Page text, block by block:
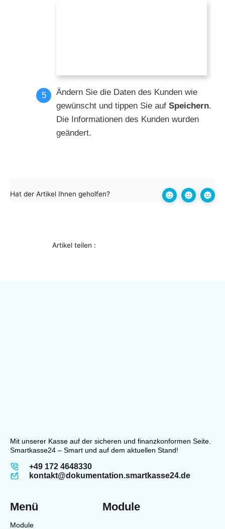
Ändern Sie die Daten des Kunden wie
gewünscht und tippen Sie auf Speichern.
Die Informationen des Kunden wurden
geändert.
Hat der Artikel Ihnen geholfen?
Artikel teilen :
Mit unserer Kasse auf der sicheren und finanzkonformen Seite.
Smartkasse24 – Smart und auf dem aktuellen Stand!
+49 172 4648330
kontakt@dokumentation.smartkasse24.de
Menü
Module
Module